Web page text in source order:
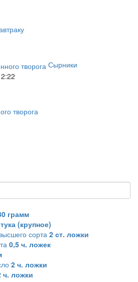
Сырники
творога
грамм
(крупное)
сорта 2 ст. ложки
0,5 ч. ложек
2 ч. ложки
ч. ложки